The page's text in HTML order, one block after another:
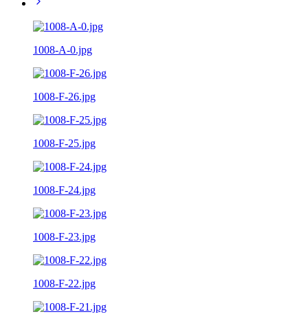
1008-A-0.jpg
1008-F-26.jpg
1008-F-25.jpg
1008-F-24.jpg
1008-F-23.jpg
1008-F-22.jpg